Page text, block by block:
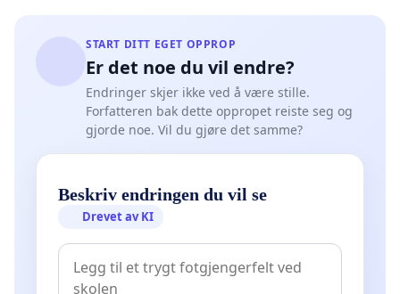
START DITT EGET OPPROP
Er det noe du vil endre?
Endringer skjer ikke ved å være stille.
Forfatteren bak dette oppropet reiste seg og
gjorde noe. Vil du gjøre det samme?
Beskriv endringen du vil se
Drevet av KI